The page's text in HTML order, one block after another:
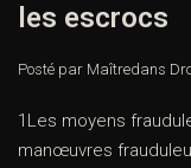
les escrocs
Posté par Maîtredans
1Les moyens
manœuvres